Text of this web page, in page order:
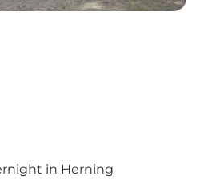
in Herning